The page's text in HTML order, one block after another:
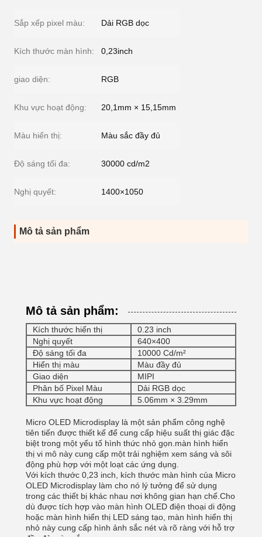
Sắp xếp pixel màu: Dải RGB dọc
Kích thước màn hình: 0,23inch
giao diện: RGB
Khu vực hoạt động: 20,1mm × 15,15mm
Màu hiển thị: Màu sắc đầy đủ
Độ sáng tối đa: 30000 cd/m2
Nghị quyết: 1400×1050
Mô tả sản phẩm
Mô tả sản phẩm:
Kích thước hiển thị
0.23 inch
Nghị quyết
640×400
Độ sáng tối đa
10000 Cd/m²
Hiển thị màu
Màu đầy đủ
Giao diện
MIPI
Phân bố Pixel Màu
Dải RGB dọc
Khu vực hoạt động
5.06mm × 3.29mm
Micro OLED Microdisplay là một sản phẩm công nghệ
tiên tiến được thiết kế để cung cấp hiệu suất thị giác đặc
biệt trong một yếu tố hình thức nhỏ gọn.màn hình hiển
thị vi mô này cung cấp một trải nghiệm xem sáng và sôi
động phù hợp với một loạt các ứng dụng.
Với kích thước 0,23 inch, kích thước màn hình của Micro
OLED Microdisplay làm cho nó lý tưởng để sử dụng
trong các thiết bị khác nhau nơi không gian hạn chế.Cho
dù được tích hợp vào màn hình OLED điện thoại di động
hoặc màn hình hiển thị LED sáng tạo, màn hình hiển thị
nhỏ này cung cấp hình ảnh sắc nét và rõ ràng với hỗ trợ